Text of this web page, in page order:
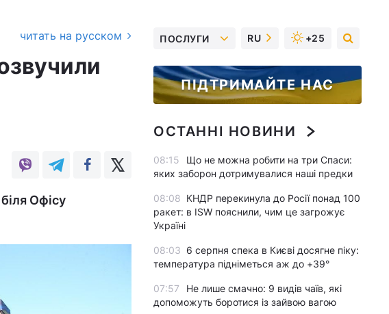
читать на русском
Офісу
ПОСЛУГИ RU +25
ПІДТРИМАЙТЕ НАС
ОСТАННІ НОВИНИ
08:15
Що не можна робити на три Спаси:
яких заборон дотримувалися наші предки
08:08 КНДР перекинула до Росії понад 100
ракет: в ISW пояснили, чим це загрожує
Україні
08:03 6 серпня спека в Києві досягне піку:
температура підніметься аж до +39°
07:57
Не лише смачно: 9 видів чаїв, які
допоможуть боротися із зайвою вагою